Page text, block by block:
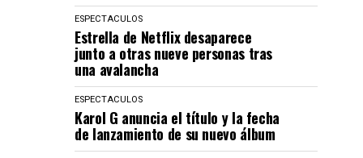
ESPECTACULOS
Estrella de Netflix desaparece
junto a otras nueve personas tras
una avalancha
ESPECTACULOS
Karol G anuncia el título y la fecha
de lanzamiento de su nuevo álbum